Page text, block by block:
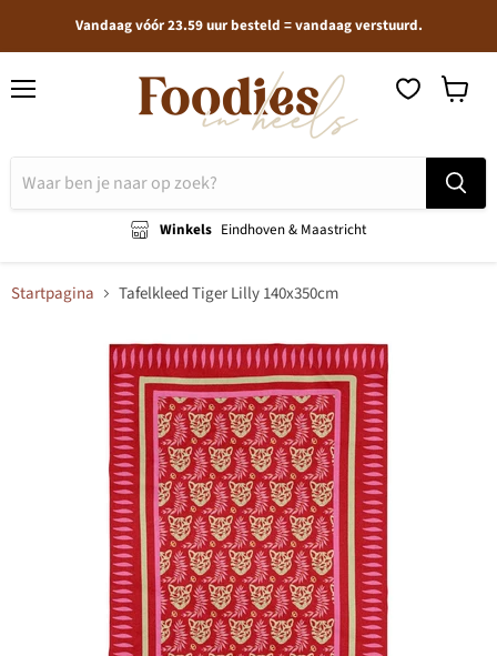
Vandaag vóór 23.59 uur besteld = vandaag verstuurd.
Winkels Eindhoven & Maastricht
Startpagina Tafelkleed Tiger Lilly 140x350cm